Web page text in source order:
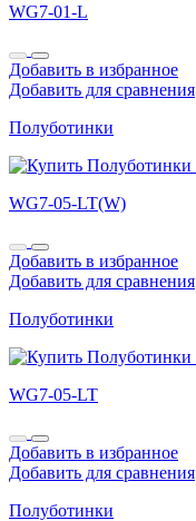
WG7-01-L
Добавить в избранное
Добавить для сравнения
Полуботинки
WG7-05-LT(W)
Добавить в избранное
Добавить для сравнения
Полуботинки
WG7-05-LT
Добавить в избранное
Добавить для сравнения
Полуботинки